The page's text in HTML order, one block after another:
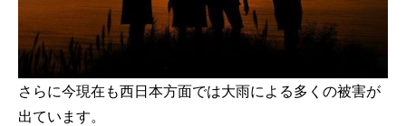
さらに今現在も西日本方面では大雨による多くの被害が
出ています。